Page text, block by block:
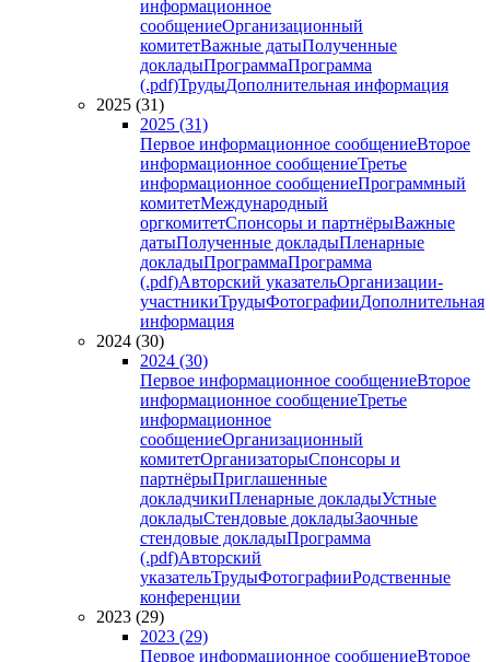
информационное
сообщениеОрганизационный
комитетВажные датыПолученные
докладыПрограммаПрограмма
(.pdf)ТрудыДополнительная информация
2025 (31)
2025 (31)
Первое информационное сообщениеВторое
информационное сообщениеТретье
информационное сообщениеПрограммный
комитетМеждународный
оргкомитетСпонсоры и партнёрыВажные
датыПолученные докладыПленарные
докладыПрограммаПрограмма
(.pdf)Авторский указательОрганизации-
участникиТрудыФотографииДополнительная
информация
2024 (30)
2024 (30)
Первое информационное сообщениеВторое
информационное сообщениеТретье
информационное
сообщениеОрганизационный
комитетОрганизаторыСпонсоры и
партнёрыПриглашенные
докладчикиПленарные докладыУстные
докладыСтендовые докладыЗаочные
стендовые докладыПрограмма
(.pdf)Авторский
указательТрудыФотографииРодственные
конференции
2023 (29)
2023 (29)
Первое информационное сообщениеВторое